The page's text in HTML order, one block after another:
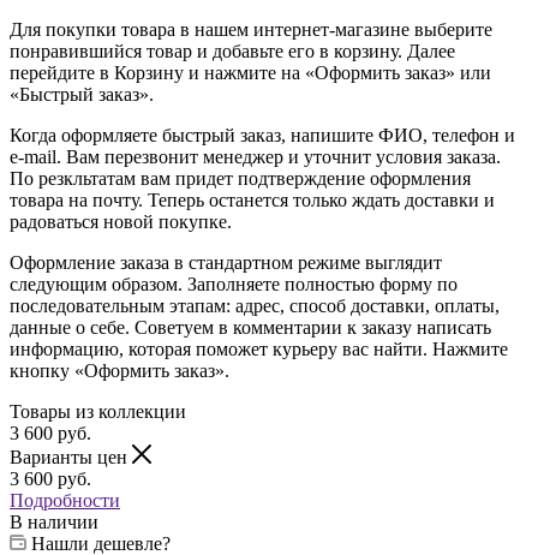
Для покупки товара в нашем интернет-магазине выберите
понравившийся товар и добавьте его в корзину. Далее
перейдите в Корзину и нажмите на «Оформить заказ» или
«Быстрый заказ».
Когда оформляете быстрый заказ, напишите ФИО, телефон и
e-mail. Вам перезвонит менеджер и уточнит условия заказа.
По резкльтатам вам придет подтверждение оформления
товара на почту. Теперь останется только ждать доставки и
радоваться новой покупке.
Оформление заказа в стандартном режиме выглядит
следующим образом. Заполняете полностью форму по
последовательным этапам: адрес, способ доставки, оплаты,
данные о себе. Советуем в комментарии к заказу написать
информацию, которая поможет курьеру вас найти. Нажмите
кнопку «Оформить заказ».
Товары из коллекции
3 600 руб.
Варианты цен
3 600 руб.
Подробности
В наличии
Нашли дешевле?